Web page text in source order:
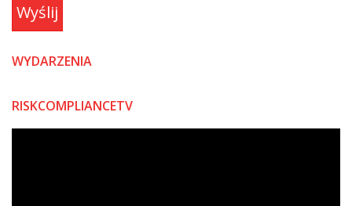
Wyślij
WYDARZENIA
RISKCOMPLIANCETV